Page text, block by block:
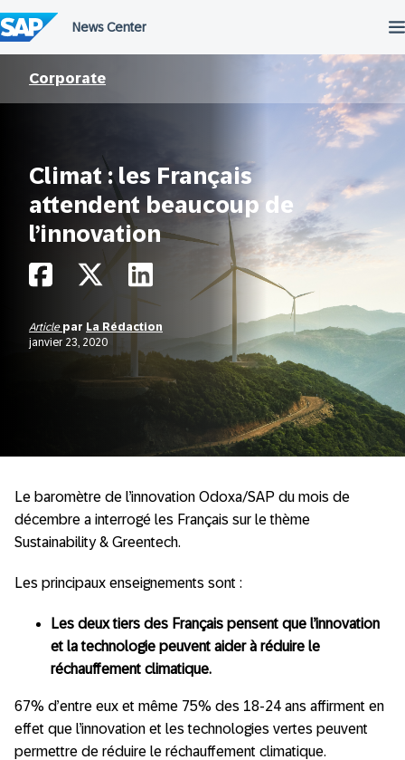
au
contenu
Corporate
Climat : les Français
attendent beaucoup de
l’innovation
Article par La Rédaction
janvier 23, 2020
Le baromètre de l’innovation Odoxa/SAP du mois de
décembre a interrogé les Français sur le thème
Sustainability & Greentech.
Les principaux enseignements sont :
Les deux tiers des Français pensent que l’innovation
et la technologie peuvent aider à réduire le
réchauffement climatique.
67% d’entre eux et même 75% des 18-24 ans affirment en
effet que l’innovation et les technologies vertes peuvent
permettre de réduire le réchauffement climatique.